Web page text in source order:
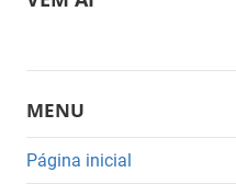
MENU
Página inicial